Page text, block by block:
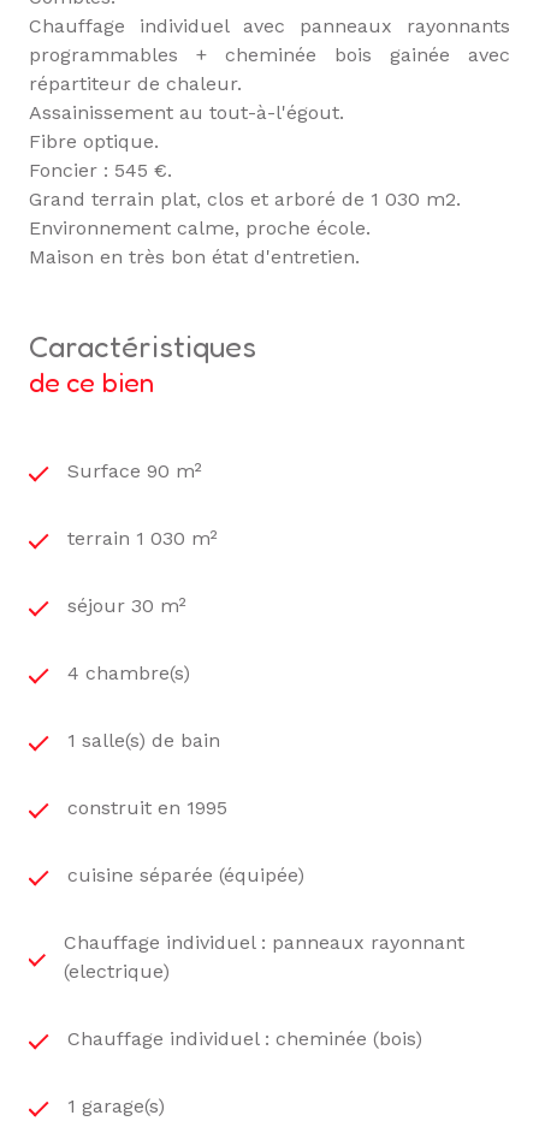
Chauffage individuel avec panneaux rayonnants
programmables + cheminée bois gainée avec
répartiteur de chaleur.
Assainissement au tout-à-l'égout.
Fibre optique.
Foncier : 545 €.
Grand terrain plat, clos et arboré de 1 030 m2.
Environnement calme, proche école.
Maison en très bon état d'entretien.
caractéristiques
de ce bien
Surface 90 m²
terrain 1 030 m²
séjour 30 m²
4 chambre(s)
1 salle(s) de bain
construit en 1995
cuisine séparée (équipée)
Chauffage individuel : panneaux rayonnant
(electrique)
Chauffage individuel : cheminée (bois)
1 garage(s)